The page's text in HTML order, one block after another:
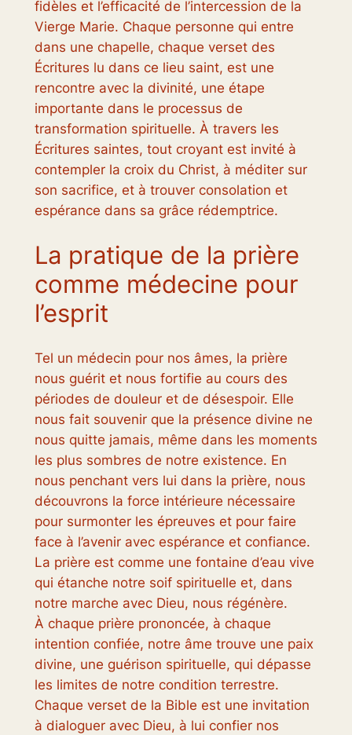
fidèles et l’efficacité de l’intercession de la
Vierge Marie. Chaque personne qui entre
dans une chapelle, chaque verset des
Écritures lu dans ce lieu saint, est une
rencontre avec la divinité, une étape
importante dans le processus de
transformation spirituelle. À travers les
Écritures saintes, tout croyant est invité à
contempler la croix du Christ, à méditer sur
son sacrifice, et à trouver consolation et
espérance dans sa grâce rédemptrice.
La pratique de la prière
comme médecine pour
l’esprit
Tel un médecin pour nos âmes, la prière
nous guérit et nous fortifie au cours des
périodes de douleur et de désespoir. Elle
nous fait souvenir que la présence divine ne
nous quitte jamais, même dans les moments
les plus sombres de notre existence. En
nous penchant vers lui dans la prière, nous
découvrons la force intérieure nécessaire
pour surmonter les épreuves et pour faire
face à l’avenir avec espérance et confiance.
La prière est comme une fontaine d’eau vive
qui étanche notre soif spirituelle et, dans
notre marche avec Dieu, nous régénère.
À chaque prière prononcée, à chaque
intention confiée, notre âme trouve une paix
divine, une guérison spirituelle, qui dépasse
les limites de notre condition terrestre.
Chaque verset de la Bible est une invitation
à dialoguer avec Dieu, à lui confier nos